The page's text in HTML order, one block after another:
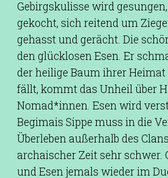
Gebirgskulisse wird
gekocht, sich reitend um
gehasst und gerächt. Die
den glücklosen Esen. Er
der heilige Baum ihrer
fällt, kommt das Unheil über
Nomad*innen. Esen wird
Begimais Sippe muss in die
Überleben außerhalb des
archaischer Zeit sehr schwer.
und Esen jemals wieder im